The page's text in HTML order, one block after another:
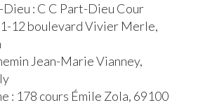
Dieu : C C Part-Dieu Cour
12 boulevard Vivier Merle,
Jean-Marie Vianney,
: 178 cours Émile Zola, 69100